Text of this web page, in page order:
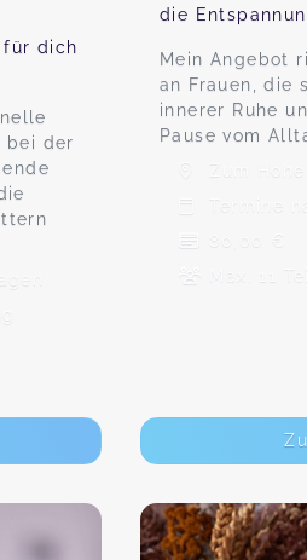
für dich
bei der
die
Mein Angebot
an Frauen, die
innerer Ruhe
Pause vom
Zum
Termine
80,00 €
Max. 11